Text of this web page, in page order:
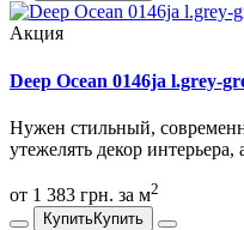
Акция
Deep Ocean 0146ja l.grey-
Нужен стильный,
утежелять декор
от 1 383 грн. за м2
КупитьКупить